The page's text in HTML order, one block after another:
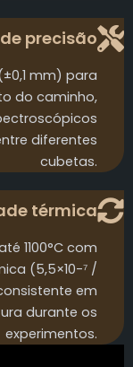
precisão
mm) para
do caminho,
diferentes
cubetas.
térmica
1100°C com
(5,5×10-⁷ /
em
durante os
experimentos.